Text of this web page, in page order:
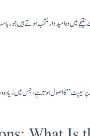
میں وہ امیدوار منتخب ہوتے ہیں جو
کا اصول ہوتا ہے، جس میں زیادہ